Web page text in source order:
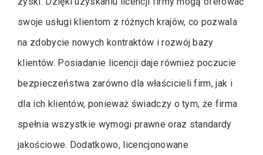
swoje usługi klientom z różnych krajów, co pozwala
na zdobycie nowych kontraktów i rozwój bazy
klientów. Posiadanie licencji daje również poczucie
bezpieczeństwa zarówno dla właścicieli firm, jak i
dla ich klientów, ponieważ świadczy o tym, że firma
spełnia wszystkie wymogi prawne oraz standardy
jakościowe. Dodatkowo, licencjonowane